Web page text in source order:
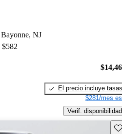
NJ
$582
El precio incluye tasas
$281/mes
Verif. disponibilidad